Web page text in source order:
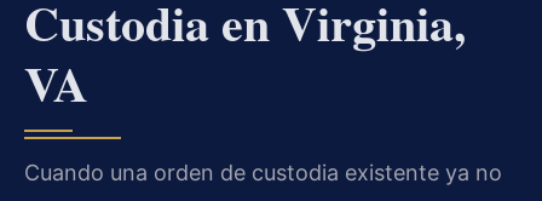
Custodia en Virginia,
VA
Cuando una orden de custodia existente ya no